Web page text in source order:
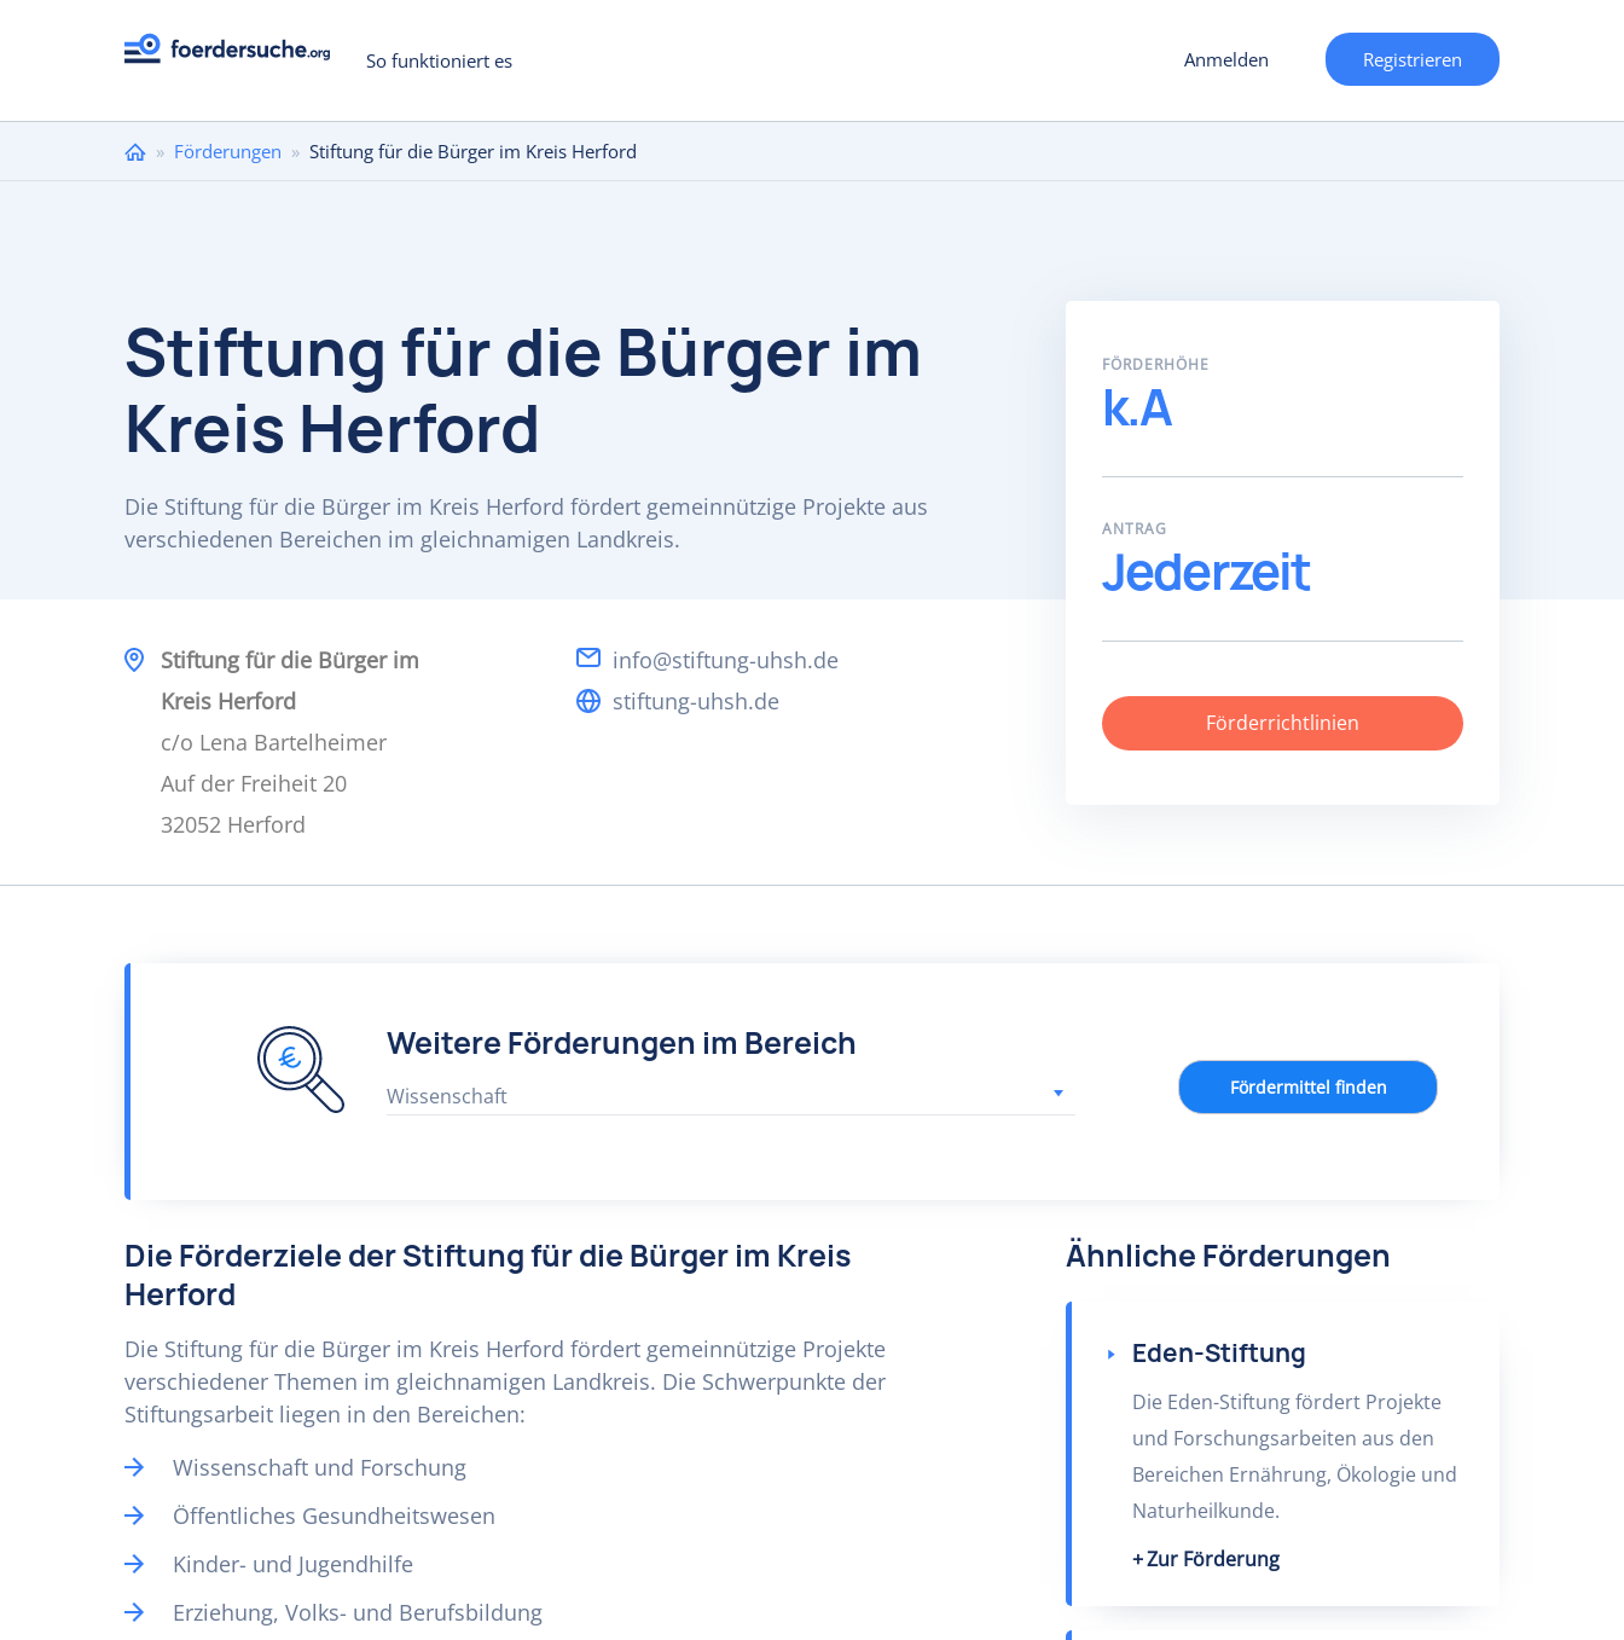
So funktioniert es Anmelden Registrieren
Sie
» Förderungen » Stiftung für die Bürger im Kreis Herford
Stiftung für die Bürger im
Kreis Herford
Die Stiftung für die Bürger im Kreis Herford fördert gemeinnützige Projekte aus
verschiedenen Bereichen im gleichnamigen Landkreis.
Stiftung für die Bürger im
Kreis Herford
c/o Lena Bartelheimer
Auf der Freiheit 20
32052 Herford
info@stiftung-uhsh.de
stiftung-uhsh.de
FÖRDERHÖHE
k.A
ANTRAG
Jederzeit
Förderrichtlinien
Weitere Förderungen im Bereich
Wissenschaft Fördermittel finden
Die Förderziele der Stiftung für die Bürger im Kreis
Herford
Die Stiftung für die Bürger im Kreis Herford fördert gemeinnützige Projekte
verschiedener Themen im gleichnamigen Landkreis. Die Schwerpunkte der
Stiftungsarbeit liegen in den Bereichen:
Wissenschaft und Forschung
Öffentliches Gesundheitswesen
Kinder- und Jugendhilfe
Erziehung, Volks- und Berufsbildung
Ähnliche Förderungen
Eden-Stiftung
Die Eden-Stiftung fördert Projekte
und Forschungsarbeiten aus den
Bereichen Ernährung, Ökologie und
Naturheilkunde.
Zur Förderung